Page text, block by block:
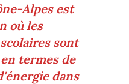
Alpes est
où les
sont
termes de
dans